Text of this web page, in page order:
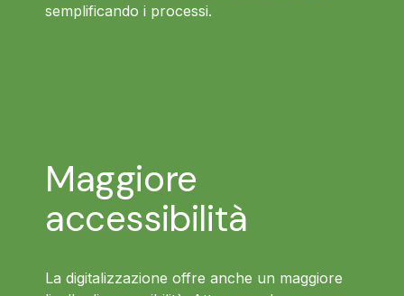
semplificando i processi.
Maggiore
accessibilità
La digitalizzazione offre anche un maggiore